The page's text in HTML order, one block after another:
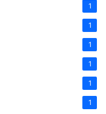
1
1
1
1
1
1